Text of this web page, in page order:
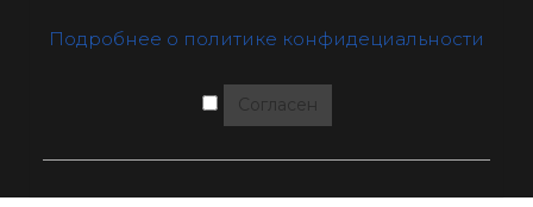
Подробнее о политике конфидециальности
Согласен